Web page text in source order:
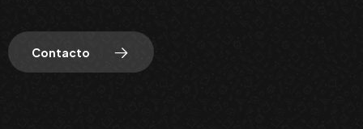
Contacto